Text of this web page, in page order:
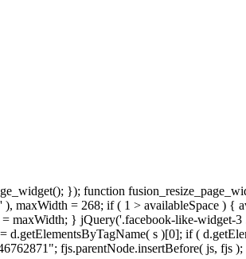
}); function
maxWidth = 268; if ( 1 > availableSpace ) {
maxWidth; } jQuery('.facebook-like-widget-3
s )[0]; if (
fjs.parentNode.insertBefore( js, fjs